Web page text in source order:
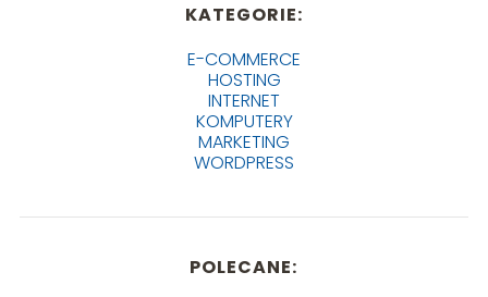
KATEGORIE:
E-COMMERCE
HOSTING
INTERNET
KOMPUTERY
MARKETING
WORDPRESS
POLECANE: